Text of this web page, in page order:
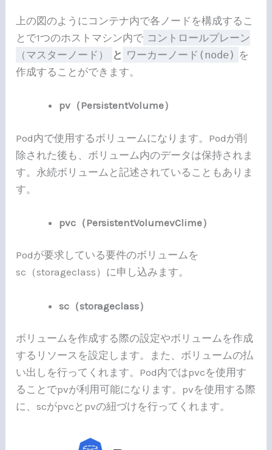
上の図のようにコンテナ内で各ノードを構成するこ
とで1つのホストマシン内で コントロールプレーン
（マスターノード）
と ワーカーノード(node) を
作成することができます。
pv（PersistentVolume）
Pod内で使用するボリュームになります。Podが削
除された後も、ボリューム内のデータは保持されま
す。永続ボリュームと記述されていることもありま
す。
pvc（PersistentVolumevClime）
Podが要求している要件のボリュームを
sc（storageclass）に申し込みます。
sc（storageclass）
ボリュームを作成する際の設定やボリュームを作成
するリソースを設定します。また、ボリュームの払
い出しを行ってくれます。Pod内ではpvcを使用す
ることでpvが利用可能になります。pvを使用する際
に、scがpvcとpvの紐づけを行ってくれます。